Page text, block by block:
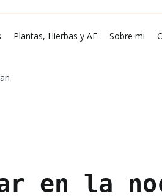
Plantas, Hierbas y AE Sobre mi
en la